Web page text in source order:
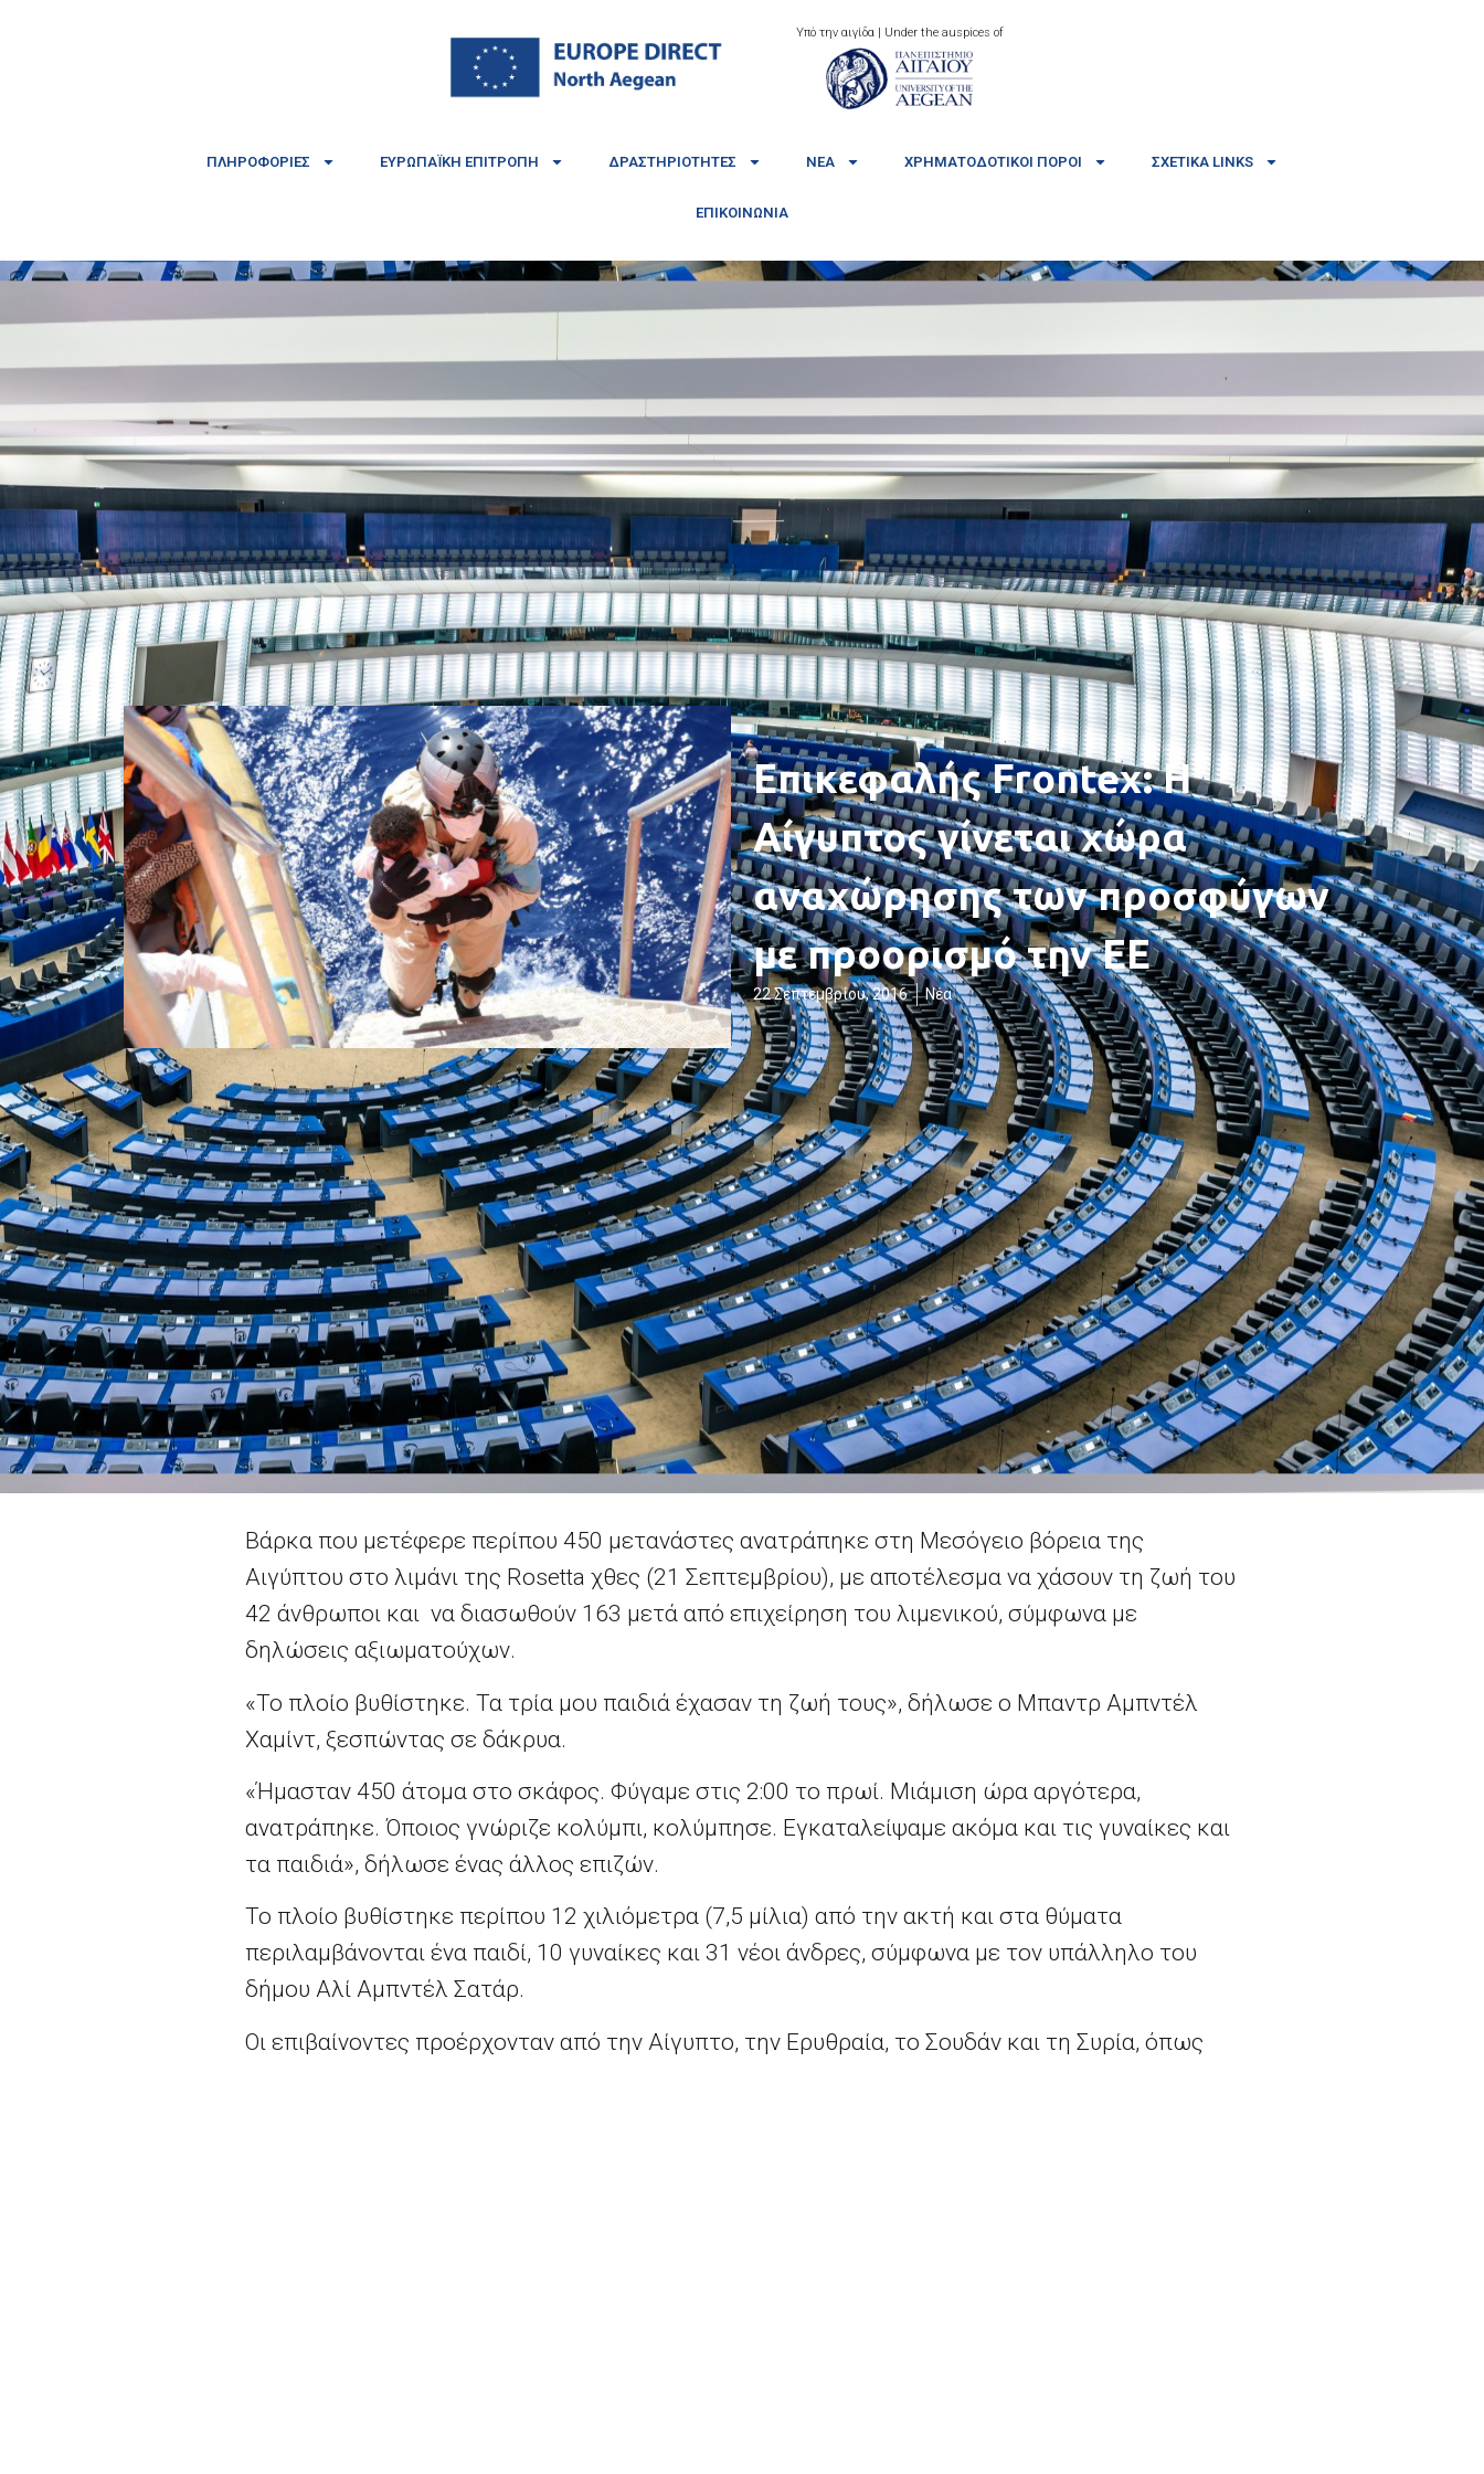
Υπό την αιγίδα | Under the auspices of
ΠΛΗΡΟΦΟΡΊΕΣ ΕΥΡΩΠΑΪΚΉ ΕΠΙΤΡΟΠΉ ΔΡΑΣΤΗΡΙΌΤΗΤΕΣ ΝΈΑ ΧΡΗΜΑΤΟΔΟΤΙΚΟΊ ΠΌΡΟΙ ΣΧΕΤΙΚΆ LINKS
ΕΠΙΚΟΙΝΩΝΊΑ
Επικεφαλής Frontex: Η
Αίγυπτος γίνεται χώρα
αναχώρησης των προσφύγων
με προορισμό την ΕΕ
22 Σεπτεμβρίου, 2016 Νέα
Βάρκα που μετέφερε περίπου 450 μετανάστες ανατράπηκε στη Μεσόγειο βόρεια της
Αιγύπτου στο λιμάνι της Rosetta χθες (21 Σεπτεμβρίου), με αποτέλεσμα να χάσουν τη ζωή του
42 άνθρωποι και να διασωθούν 163 μετά από επιχείρηση του λιμενικού, σύμφωνα με
δηλώσεις αξιωματούχων.
«Το πλοίο βυθίστηκε. Τα τρία μου παιδιά έχασαν τη ζωή τους», δήλωσε ο Μπαντρ Αμπντέλ
Χαμίντ, ξεσπώντας σε δάκρυα.
«Ήμασταν 450 άτομα στο σκάφος. Φύγαμε στις 2:00 το πρωί. Μιάμιση ώρα αργότερα,
ανατράπηκε. Όποιος γνώριζε κολύμπι, κολύμπησε. Εγκαταλείψαμε ακόμα και τις γυναίκες και
τα παιδιά», δήλωσε ένας άλλος επιζών.
Το πλοίο βυθίστηκε περίπου 12 χιλιόμετρα (7,5 μίλια) από την ακτή και στα θύματα
περιλαμβάνονται ένα παιδί, 10 γυναίκες και 31 νέοι άνδρες, σύμφωνα με τον υπάλληλο του
δήμου Αλί Αμπντέλ Σατάρ.
Οι επιβαίνοντες προέρχονταν από την Αίγυπτο, την Ερυθραία, το Σουδάν και τη Συρία, όπως